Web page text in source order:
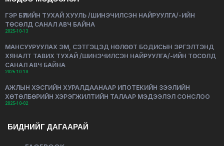
ГЭР БҮЛИЙН ТУХАЙ ХУУЛЬ /ШИНЭЧИЛСЭН НАЙРУУЛГА/-ИЙН
ТӨСӨЛД САНАЛ АВЧ БАЙНА
2025-10-13
МАНСУУРУУЛАХ ЭМ, СЭТГЭЦЭД НӨЛӨӨТ БОДИСЫН ЭРГЭЛТЭНД
ХЯНАЛТ ТАВИХ ТУХАЙ /ШИНЭЧИЛСЭН НАЙРУУЛГА/-ИЙН ТӨСӨЛД
САНАЛ АВЧ БАЙНА
2025-10-13
АЖЛЫН ХЭСГИЙН ХУРАЛДААНААР ИПОТЕКИЙН ЗЭЭЛИЙН
ХӨТӨЛБӨРИЙН ХЭРЭГЖИЛТИЙН ТАЛААР МЭДЭЭЛЭЛ СОНСЛОО
2025-10-02
БИДНИЙГ ДАГААРАЙ